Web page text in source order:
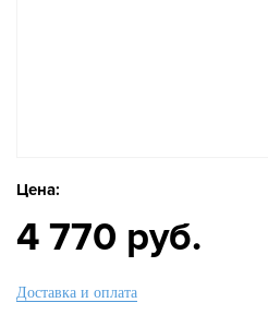
Цена:
4 770 руб.
Доставка и оплата